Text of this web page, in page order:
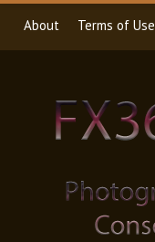
About Terms of Use